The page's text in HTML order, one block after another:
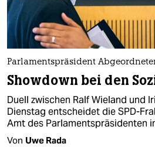
Parlamentspräsident
Showdown bei den
Duell zwischen Ralf Wieland und
Dienstag entscheidet die SPD-
Amt des Parlamentspräsidenten
Von Uwe Rada